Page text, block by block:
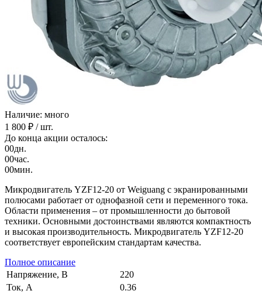
Наличие: много
1 800 ₽ / шт.
До конца акции осталось:
00дн.
00час.
00мин.
Микродвигатель YZF12-20 от Weiguang с экранированными
полюсами работает от однофазной сети и переменного тока.
Области применения – от промышленности до бытовой
техники. Основными достоинствами являются компактность
и высокая производительность. Микродвигатель YZF12-20
соответствует европейским стандартам качества.
Полное описание
Напряжение, В
220
Ток, А
0.36